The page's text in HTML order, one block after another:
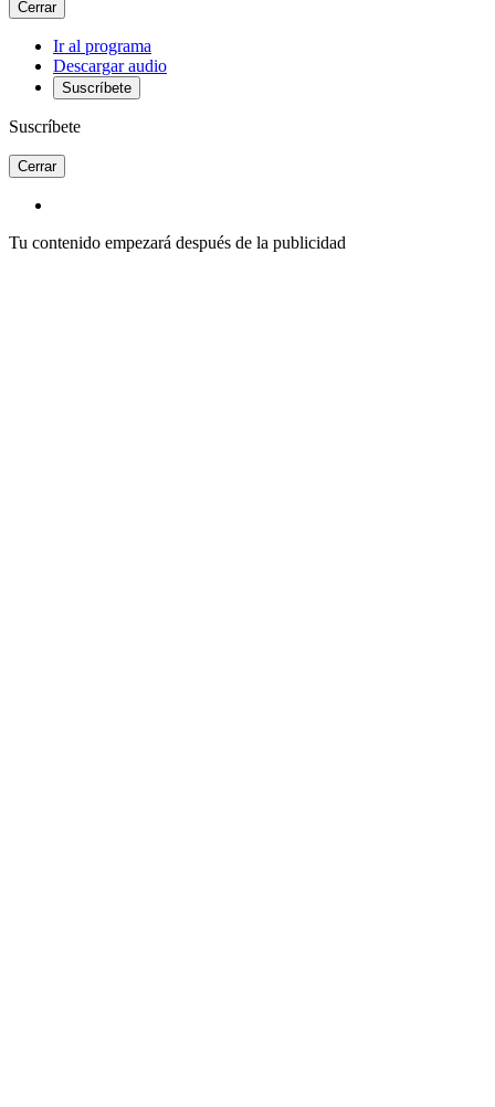
Cerrar
Ir al programa
Descargar audio
Suscríbete
Suscríbete
Cerrar
Tu contenido empezará después de la publicidad